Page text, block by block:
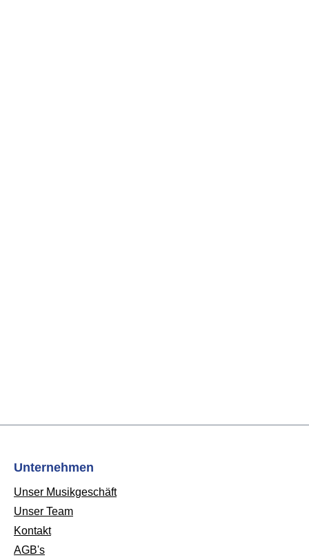
Unternehmen
Unser Musikgeschäft
Unser Team
Kontakt
AGB's